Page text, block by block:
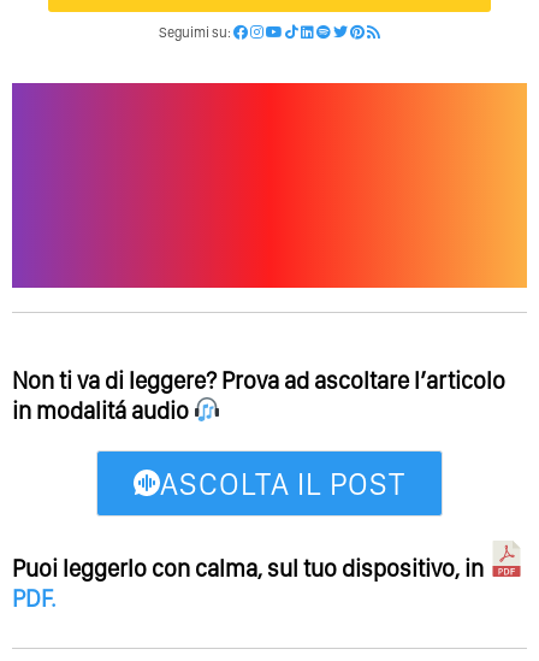
Seguimi su:
Non ti va di leggere? Prova ad ascoltare l’articolo
in modalitá audio
ASCOLTA IL POST
Puoi leggerlo con calma, sul tuo dispositivo, in
PDF.